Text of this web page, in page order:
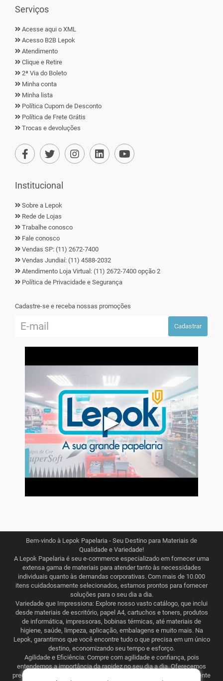
Serviços
Acesse aqui o XML
Acesso B2B Lepok
Atendimento
Clique e Retire
2ª Via do Boleto
Minha conta
Minha lista
Política Cupom de Desconto
Política de Frete Grátis
Trocas e devoluções
Institucional
Sobre a Lepok
Rede de Lojas
Trabalhe conosco
Fale conosco
Vendas SP: (11) 2672-7400
Vendas Jundiaí: (11) 4588-2032
Atendimento Loja Virtual: (11) 2672-7400 opção 2
Política de Privacidade e Segurança
Cadastre-se e receba nossas promoções
Cadastrar
▶
Bem-vindo à Lepok Papelaria - Seu Destino para Materiais de
Qualidade e Variedade!
A Lepok Papelaria é seu e-commerce especializado em fornecer uma
extensa gama de materiais para atender tanto às necessidades
individuais quanto às demandas corporativas. Com mais de 10.000
itens cuidadosamente selecionados, estamos prontos para fornecer
soluções para o seu dia a dia.
Variedade que Impressiona: Explore nosso vasto catálogo, que inclui
desde materiais de escritório, papel A4, cartuchos e toners, produtos
de informática, impressoras, bobinas térmicas, até materiais de
higiene, saúde, limpeza, aplicação, embalagens e muito mais. Na
Lepok, garantimos que você encontre tudo o que precisa em um único
destino, economizando seu tempo e esforço.
Agilidade e Eficiência: Compre com agilidade e confiança, pois
entendemos a importância da rapidez no seu dia a dia. Oferecemos
preços justos e competitivos, combinados com uma logística eficiente